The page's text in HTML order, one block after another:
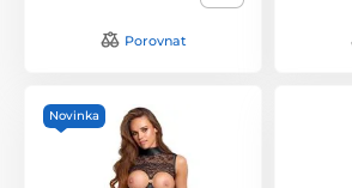
Porovnat
Novinka